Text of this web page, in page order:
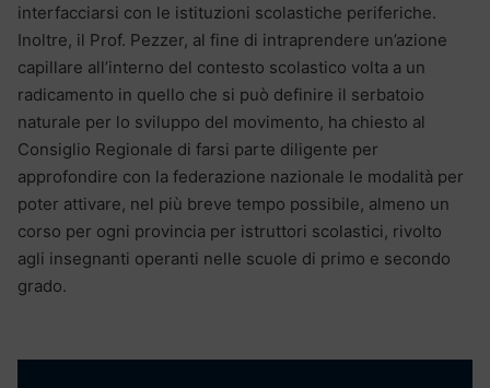
interfacciarsi con le istituzioni scolastiche periferiche.
Inoltre, il Prof. Pezzer, al fine di intraprendere un’azione
capillare all’interno del contesto scolastico volta a un
radicamento in quello che si può definire il serbatoio
naturale per lo sviluppo del movimento, ha chiesto al
Consiglio Regionale di farsi parte diligente per
approfondire con la federazione nazionale le modalità per
poter attivare, nel più breve tempo possibile, almeno un
corso per ogni provincia per istruttori scolastici, rivolto
agli insegnanti operanti nelle scuole di primo e secondo
grado.